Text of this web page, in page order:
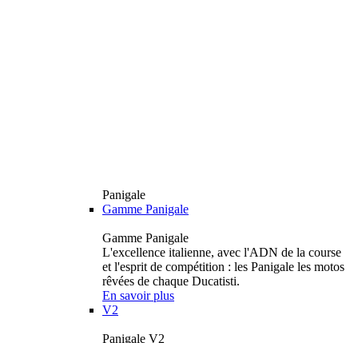
Panigale
Gamme Panigale
Gamme Panigale
L'excellence italienne, avec l'ADN de la course
et l'esprit de compétition : les Panigale les motos
rêvées de chaque Ducatisti.
En savoir plus
V2
Panigale V2